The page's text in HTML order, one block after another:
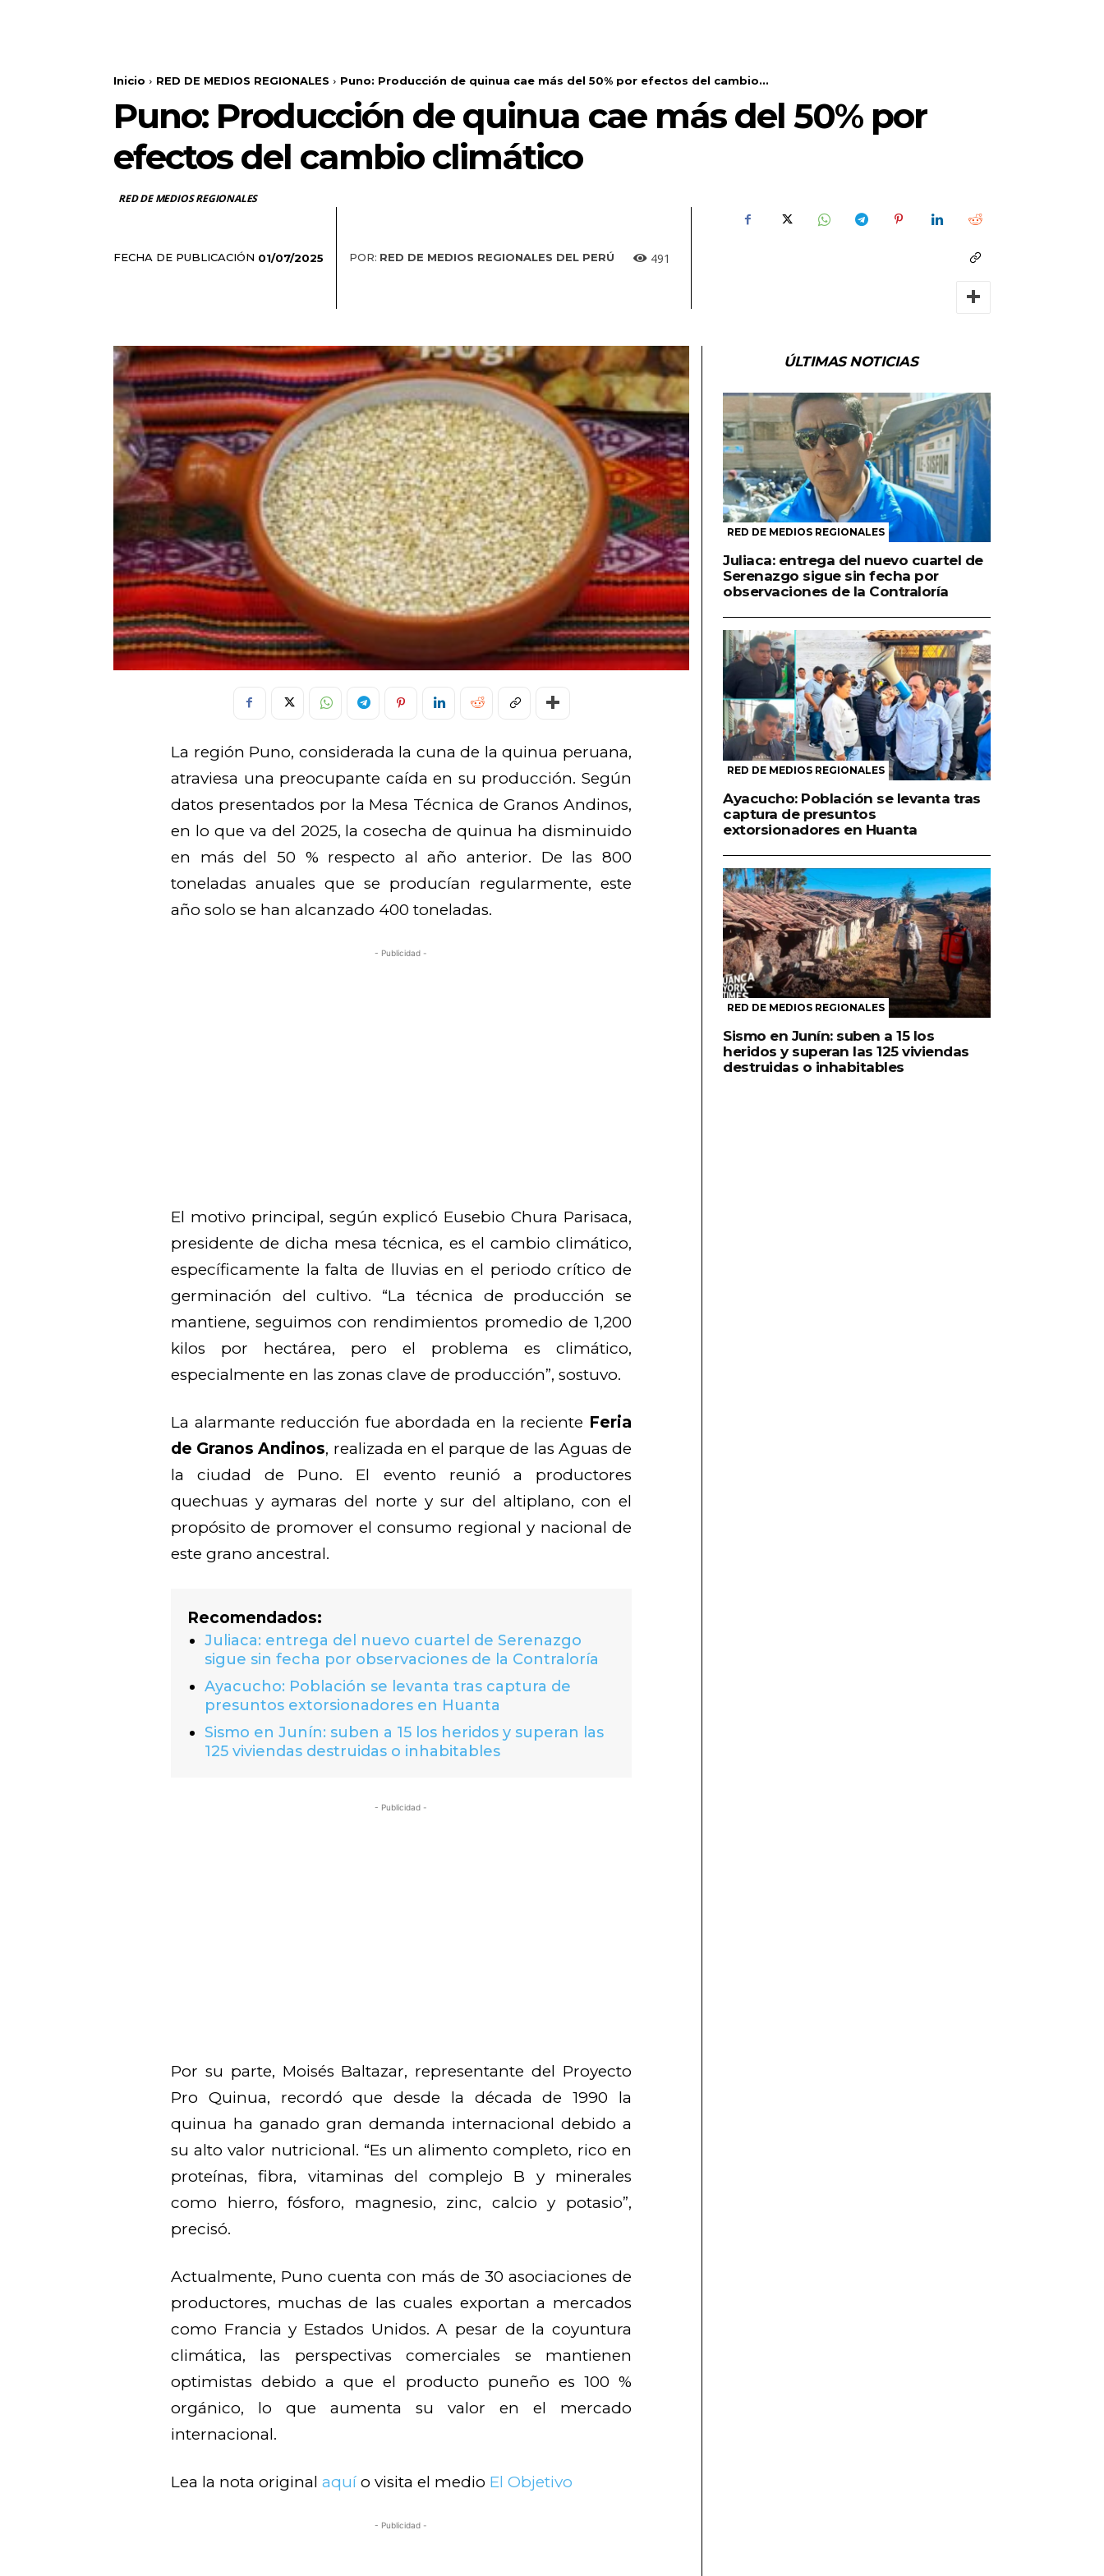
Inicio RED DE MEDIOS REGIONALES Puno: Producción de quinua cae más del 50% por efectos del cambio...
Puno: Producción de quinua cae más del 50% por
efectos del cambio climático
RED DE MEDIOS REGIONALES
FECHA DE PUBLICACIÓN 01/07/2025 POR: RED DE MEDIOS REGIONALES DEL PERÚ 491
La región Puno, considerada la cuna de la quinua peruana,
atraviesa una preocupante caída en su producción. Según
datos presentados por la Mesa Técnica de Granos Andinos,
en lo que va del 2025, la cosecha de quinua ha disminuido
en más del 50 % respecto al año anterior. De las 800
toneladas anuales que se producían regularmente, este
año solo se han alcanzado 400 toneladas.
- Publicidad -
El motivo principal, según explicó Eusebio Chura Parisaca,
presidente de dicha mesa técnica, es el cambio climático,
específicamente la falta de lluvias en el periodo crítico de
germinación del cultivo. “La técnica de producción se
mantiene, seguimos con rendimientos promedio de 1,200
kilos por hectárea, pero el problema es climático,
especialmente en las zonas clave de producción”, sostuvo.
La alarmante reducción fue abordada en la reciente Feria
de Granos Andinos, realizada en el parque de las Aguas de
la ciudad de Puno. El evento reunió a productores
quechuas y aymaras del norte y sur del altiplano, con el
propósito de promover el consumo regional y nacional de
este grano ancestral.
Recomendados:
Juliaca: entrega del nuevo cuartel de Serenazgo
sigue sin fecha por observaciones de la Contraloría
Ayacucho: Población se levanta tras captura de
presuntos extorsionadores en Huanta
Sismo en Junín: suben a 15 los heridos y superan las
125 viviendas destruidas o inhabitables
- Publicidad -
Por su parte, Moisés Baltazar, representante del Proyecto
Pro Quinua, recordó que desde la década de 1990 la
quinua ha ganado gran demanda internacional debido a
su alto valor nutricional. “Es un alimento completo, rico en
proteínas, fibra, vitaminas del complejo B y minerales
como hierro, fósforo, magnesio, zinc, calcio y potasio”,
precisó.
Actualmente, Puno cuenta con más de 30 asociaciones de
productores, muchas de las cuales exportan a mercados
como Francia y Estados Unidos. A pesar de la coyuntura
climática, las perspectivas comerciales se mantienen
optimistas debido a que el producto puneño es 100 %
orgánico, lo que aumenta su valor en el mercado
internacional.
Lea la nota originalaquío visita el medio El Objetivo
- Publicidad -
ÚLTIMAS NOTICIAS
RED DE MEDIOS REGIONALES
Juliaca: entrega del nuevo cuartel de
Serenazgo sigue sin fecha por
observaciones de la Contraloría
RED DE MEDIOS REGIONALES
Ayacucho: Población se levanta tras
captura de presuntos
extorsionadores en Huanta
RED DE MEDIOS REGIONALES
Sismo en Junín: suben a 15 los
heridos y superan las 125 viviendas
destruidas o inhabitables